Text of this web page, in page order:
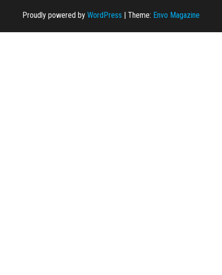
Proudly powered by WordPress Theme: Envo Magazine